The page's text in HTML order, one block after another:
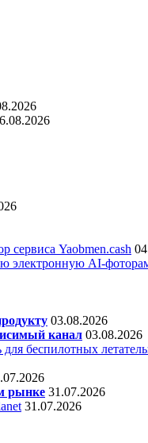
сервиса Yaobmen.cash
электронную AI-
03.08.2026
канал 03.08.2026
беспилотных
рынке 31.07.2026
31.07.2026